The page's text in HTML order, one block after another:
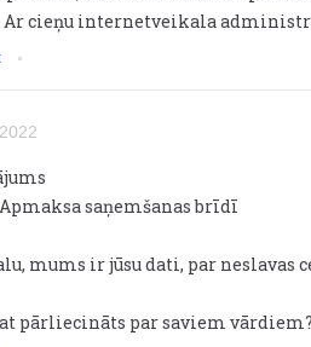
Ar cieņu internetveikala
Apmaksa saņemšanas brīdī
mums ir jūsu dati, par neslavas
pārliecināts par saviem vārdiem?